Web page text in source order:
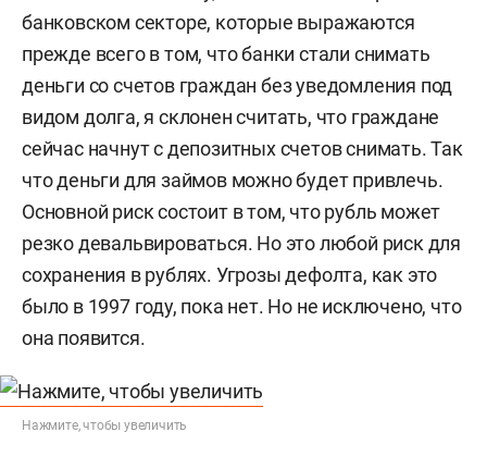
банковском секторе, которые выражаются
прежде всего в том, что банки стали снимать
деньги со счетов граждан без уведомления под
видом долга, я склонен считать, что граждане
сейчас начнут с депозитных счетов снимать. Так
что деньги для займов можно будет привлечь.
Основной риск состоит в том, что рубль может
резко девальвироваться. Но это любой риск для
сохранения в рублях. Угрозы дефолта, как это
было в 1997 году, пока нет. Но не исключено, что
она появится.
Нажмите, чтобы увеличить